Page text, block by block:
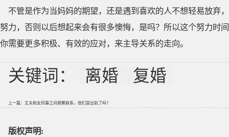
不管是作为当妈妈的期望，还是遇到喜欢的人不想轻易放弃
努力，否则以后想起来会有很多懊悔，是吗？所以这个努力时
你需要更多积极、有效的应对，来主导关系的走向。
关键词： 离婚 复婚
上一篇： 丈夫和女同事之间频繁联系，他们是出轨了吗？
版权声明: